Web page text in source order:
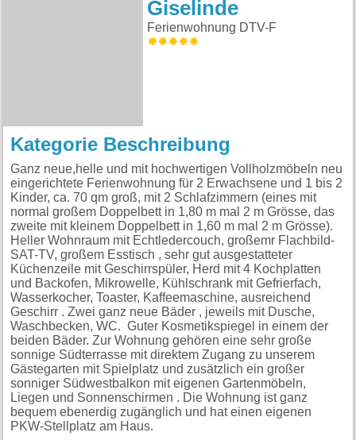
Giselinde
Ferienwohnung DTV-F
Kategorie Beschreibung
Ganz neue,helle und mit hochwertigen Vollholzmöbeln neu
eingerichtete Ferienwohnung für 2 Erwachsene und 1 bis 2
Kinder, ca. 70 qm groß, mit 2 Schlafzimmern (eines mit
normal großem Doppelbett in 1,80 m mal 2 m Grösse, das
zweite mit kleinem Doppelbett in 1,60 m mal 2 m Grösse).
Heller Wohnraum mit Echtledercouch, großemr Flachbild-
SAT-TV, großem Esstisch , sehr gut ausgestatteter
Küchenzeile mit Geschirrspüler, Herd mit 4 Kochplatten
und Backofen, Mikrowelle, Kühlschrank mit Gefrierfach,
Wasserkocher, Toaster, Kaffeemaschine, ausreichend
Geschirr . Zwei ganz neue Bäder , jeweils mit Dusche,
Waschbecken, WC. Guter Kosmetikspiegel in einem der
beiden Bäder. Zur Wohnung gehören eine sehr große
sonnige Südterrasse mit direktem Zugang zu unserem
Gästegarten mit Spielplatz und zusätzlich ein großer
sonniger Südwestbalkon mit eigenen Gartenmöbeln,
Liegen und Sonnenschirmen . Die Wohnung ist ganz
bequem ebenerdig zugänglich und hat einen eigenen
PKW-Stellplatz am Haus.